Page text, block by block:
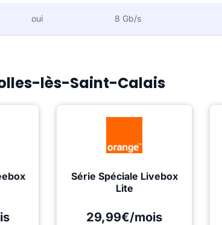
oui 8 Gb/s
lès-Saint-Calais
Série Spéciale Livebox
Lite
29,99€/mois